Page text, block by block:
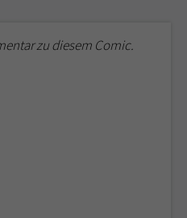
zu diesem Comic.